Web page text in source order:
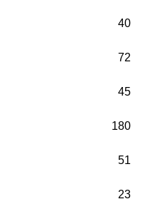
40
72
45
180
51
23